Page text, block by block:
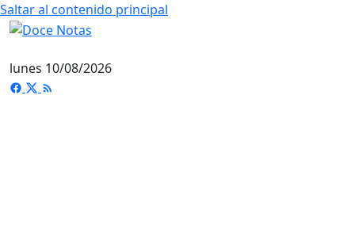
Saltar al contenido principal
lunes 10/08/2026